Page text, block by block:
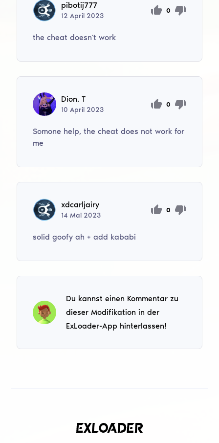
pibotij777
12April 2023
0
the cheat doesn't work
Dion. T
10April 2023
0
Somone help, the cheat does not work for
me
xdcarljairy
14Mai 2023
0
solid goofy ah + add kababi
Du kannst einen Kommentar zu
dieser Modifikation in der
ExLoader-App hinterlassen!